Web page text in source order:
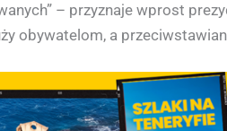
– przyznaje wprost
obywatelom, a